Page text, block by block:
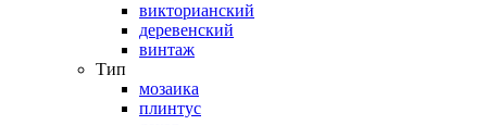
викторианский
деревенский
винтаж
Тип
мозаика
плинтус